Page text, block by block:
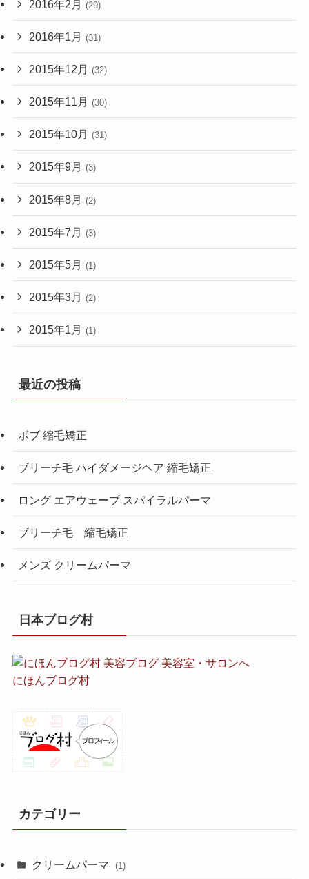
2016年2月 (29)
2016年1月 (31)
2015年12月 (32)
2015年11月 (30)
2015年10月 (31)
2015年9月 (3)
2015年8月 (2)
2015年7月 (3)
2015年5月 (1)
2015年3月 (2)
2015年1月 (1)
最近の投稿
ボブ 縮毛矯正
ブリーチ毛 ハイダメージヘア 縮毛矯正
ロング エアウェーブ スパイラルパーマ
ブリーチ毛 縮毛矯正
メンズ クリームパーマ
日本ブログ村
にほんブログ村
カテゴリー
クリームパーマ (1)